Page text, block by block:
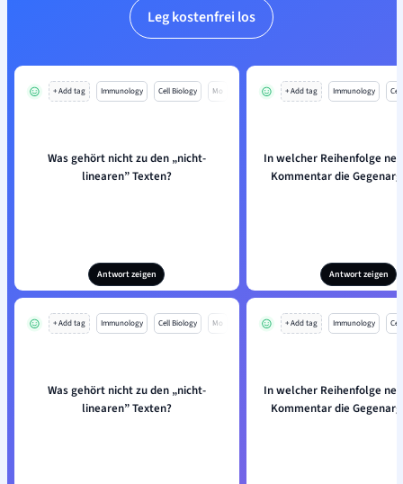
Leg kostenfrei los
+ Add tag Immunology Cell Biology Mo
Was gehört nicht zu den „nicht-
linearen” Texten?
Antwort zeigen
+ Add tag Immunology
In welcher Reihenfolge
Kommentar die
Antwort zeigen
+ Add tag Immunology Cell Biology Mo
Was gehört nicht zu den „nicht-
linearen” Texten?
+ Add tag Immunology
In welcher Reihenfolge
Kommentar die